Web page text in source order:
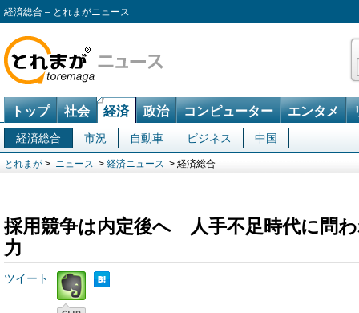
経済総合 – とれまがニュース
トップ 社会 経済 政治 コンピューター エンタメ
経済総合 市況 自動車 ビジネス 中国
とれまが > ニュース > 経済ニュース > 経済総合
採用競争は内定後へ 人手不足時代に問
力
ツイート